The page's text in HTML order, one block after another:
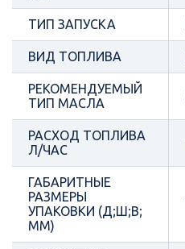
ТИП ЗАПУСКА
ВИД ТОПЛИВА
РЕКОМЕНДУЕМЫЙ
ТИП МАСЛА
РАСХОД ТОПЛИВА
Л/ЧАС
ГАБАРИТНЫЕ
РАЗМЕРЫ
УПАКОВКИ (Д;Ш;В;
ММ)